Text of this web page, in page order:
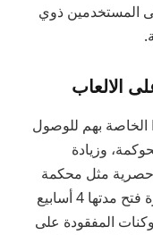
المستخدمين ذوي
يمكن لحاملي التوكن قفل توكنات BDXN الخاصة بهم للوصول
وزيادة
حصرية مثل محكمة
التحكيم اللامركزية. تتمتع آلية القفل بفترة فتح مدتها 4 أسابيع
المفقودة على